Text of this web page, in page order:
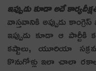
ఇప్పుడు కూడా అదే
వాస్త‌వానికి అప్పుడు
ఇప్పుడు కూడా ఆ పార్టీకి
క‌ష్టాలు, యూరియా
కొనుగోళ్లు ఇలా చాలా